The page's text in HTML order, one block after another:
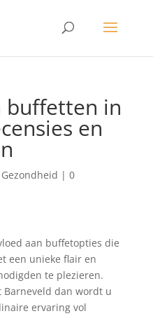
buffetten in
en
Gezondheid | 0
aan buffetopties die
een unieke flair en
te plezieren.
Barneveld dan wordt u
ervaring vol